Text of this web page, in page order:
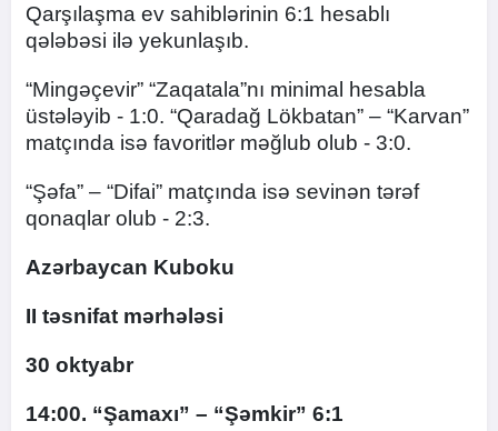
Qarşılaşma ev sahiblərinin 6:1 hesablı
qələbəsi ilə yekunlaşıb.
“Mingəçevir” “Zaqatala”nı minimal hesabla
üstələyib - 1:0. “Qaradağ Lökbatan” – “Karvan”
matçında isə favoritlər məğlub olub - 3:0.
“Şəfa” – “Difai” matçında isə sevinən tərəf
qonaqlar olub - 2:3.
Azərbaycan Kuboku
II təsnifat mərhələsi
30 oktyabr
14:00. “Şamaxı” – “Şəmkir” 6:1